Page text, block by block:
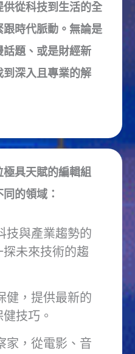
從科技到生活的全
時代脈動。無論是
題、或是財經新
到深入且專業的解
具天賦的編輯組
的領域：
技與產業趨勢的
未來技術的趨
健，提供最新的
技巧。
家，從電影、音